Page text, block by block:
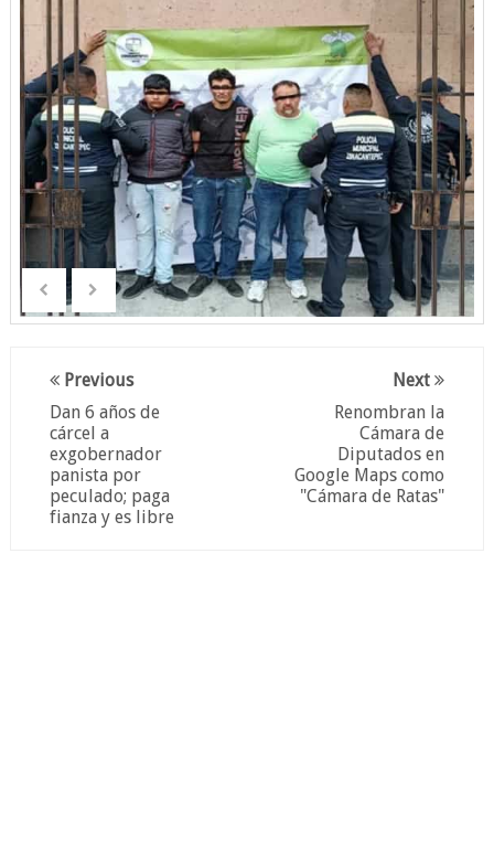
Next
Renombran la
Cámara de
Diputados en
Google Maps como
"Cámara de Ratas"
Previous
Dan 6 años de
cárcel a
exgobernador
panista por
peculado; paga
fianza y es libre